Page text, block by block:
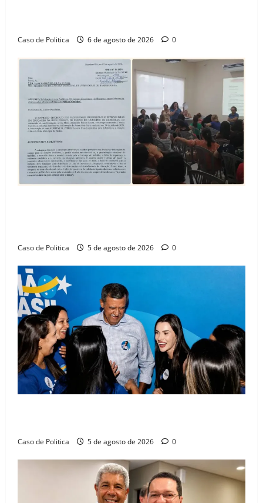
Caso de Politica 6 de agosto de 2026 0
Caso de Politica 5 de agosto de 2026 0
Caso de Politica 5 de agosto de 2026 0